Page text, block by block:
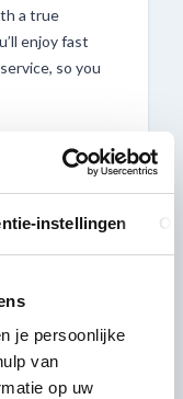
instellingen
je persoonlijke
van
op uw
a true
enjoy fast
so you
cover